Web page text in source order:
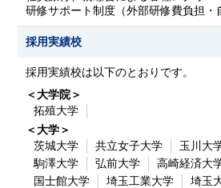
研修サポート制度（外部研修費負担・
採用実績校
採用実績校は以下のとおりです。
＜大学院＞
拓殖大学
＜大学＞
茨城大学
共立女子大学 玉川大
駒澤大学
弘前大学 高崎経済大
国士館大学
埼玉工業大学 埼玉